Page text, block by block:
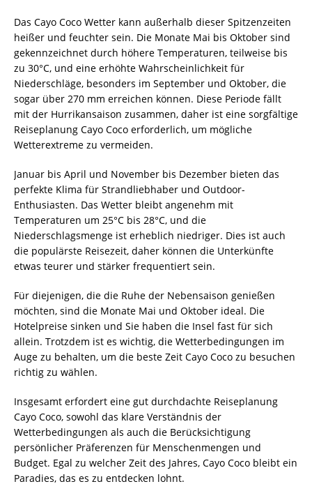
Das Cayo Coco Wetter kann außerhalb dieser Spitzenzeiten
heißer und feuchter sein. Die Monate Mai bis Oktober sind
gekennzeichnet durch höhere Temperaturen, teilweise bis
zu 30°C, und eine erhöhte Wahrscheinlichkeit für
Niederschläge, besonders im September und Oktober, die
sogar über 270 mm erreichen können. Diese Periode fällt
mit der Hurrikansaison zusammen, daher ist eine sorgfältige
Reiseplanung Cayo Coco erforderlich, um mögliche
Wetterextreme zu vermeiden.
Januar bis April und November bis Dezember bieten das
perfekte Klima für Strandliebhaber und Outdoor-
Enthusiasten. Das Wetter bleibt angenehm mit
Temperaturen um 25°C bis 28°C, und die
Niederschlagsmenge ist erheblich niedriger. Dies ist auch
die populärste Reisezeit, daher können die Unterkünfte
etwas teurer und stärker frequentiert sein.
Für diejenigen, die die Ruhe der Nebensaison genießen
möchten, sind die Monate Mai und Oktober ideal. Die
Hotelpreise sinken und Sie haben die Insel fast für sich
allein. Trotzdem ist es wichtig, die Wetterbedingungen im
Auge zu behalten, um die beste Zeit Cayo Coco zu besuchen
richtig zu wählen.
Insgesamt erfordert eine gut durchdachte Reiseplanung
Cayo Coco, sowohl das klare Verständnis der
Wetterbedingungen als auch die Berücksichtigung
persönlicher Präferenzen für Menschenmengen und
Budget. Egal zu welcher Zeit des Jahres, Cayo Coco bleibt ein
Paradies, das es zu entdecken lohnt.